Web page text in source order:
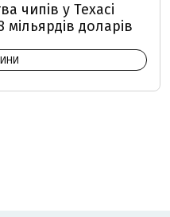
чипів у Техасі
мільярдів доларів